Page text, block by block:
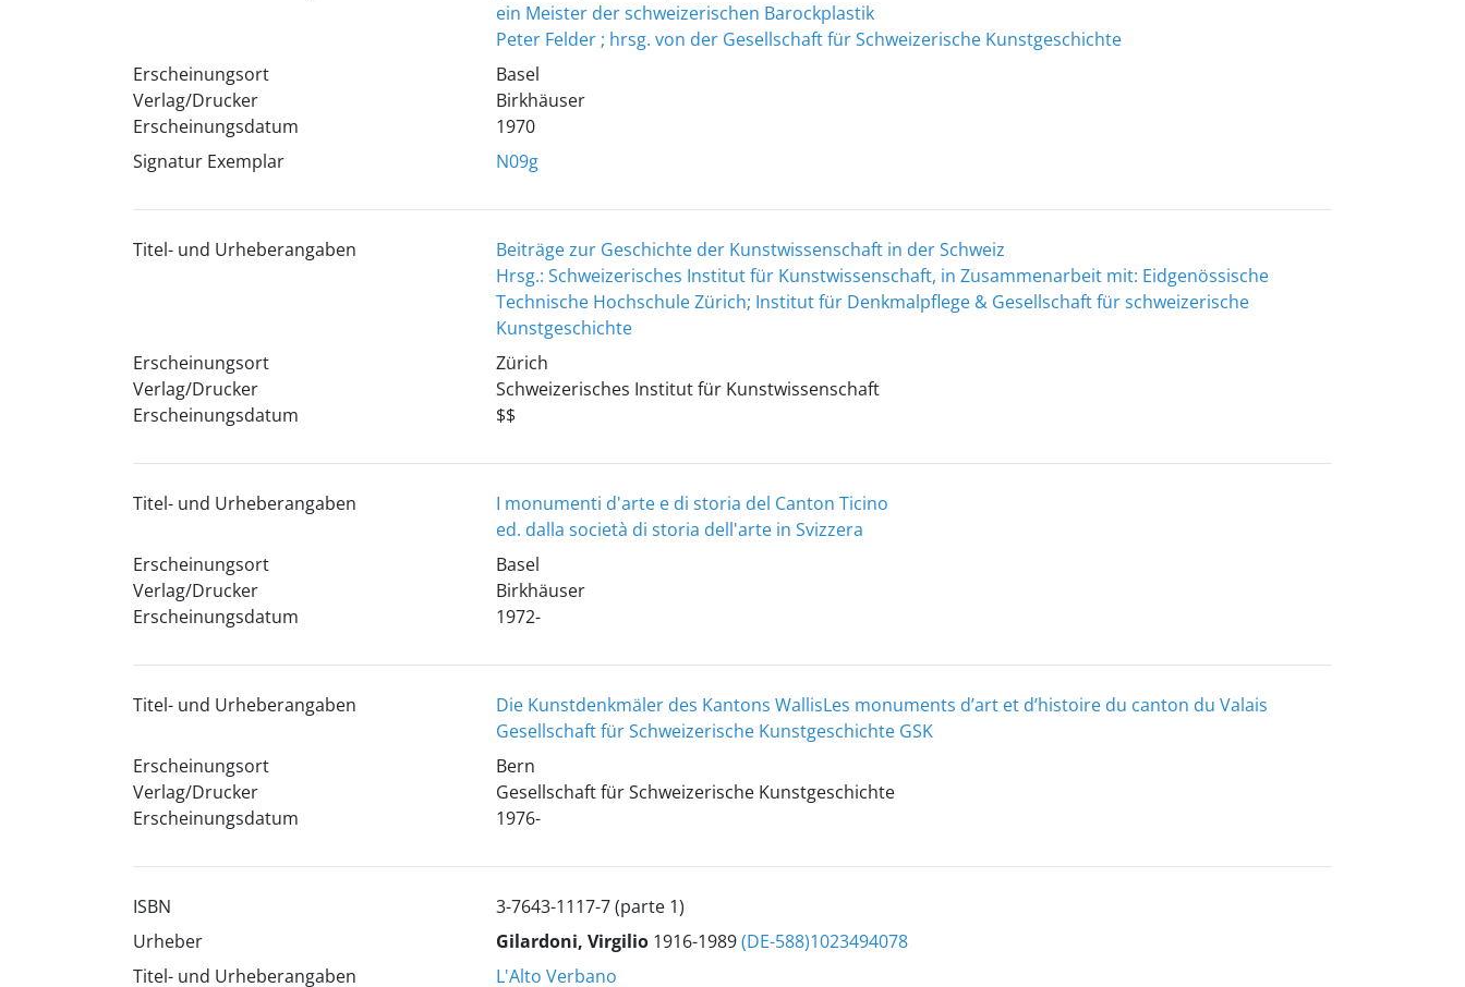
ein Meister der schweizerischen Barockplastik
Peter Felder ; hrsg. von der Gesellschaft für Schweizerische Kunstgeschichte
Erscheinungsort
Verlag/Drucker
Erscheinungsdatum
Basel
Birkhäuser
1970
Signatur Exemplar
N09g
Titel- und Urheberangaben
Beiträge zur Geschichte der Kunstwissenschaft in der Schweiz
Hrsg.: Schweizerisches Institut für Kunstwissenschaft, in Zusammenarbeit mit: Eidgenössische
Technische Hochschule Zürich; Institut für Denkmalpflege & Gesellschaft für schweizerische
Kunstgeschichte
Erscheinungsort
Verlag/Drucker
Erscheinungsdatum
Zürich
Schweizerisches Institut für Kunstwissenschaft
$$
Titel- und Urheberangaben
I monumenti d'arte e di storia del Canton Ticino
ed. dalla società di storia dell'arte in Svizzera
Erscheinungsort
Verlag/Drucker
Erscheinungsdatum
Basel
Birkhäuser
1972-
Titel- und Urheberangaben Die Kunstdenkmäler des Kantons WallisLes monuments d’art et d’histoire du canton du Valais
Gesellschaft für Schweizerische Kunstgeschichte GSK
Erscheinungsort
Verlag/Drucker
Erscheinungsdatum
Bern
Gesellschaft für Schweizerische Kunstgeschichte
1976-
ISBN
3-7643-1117-7 (parte 1)
Urheber
Gilardoni, Virgilio1916-1989(DE-588)1023494078
Titel- und Urheberangaben
L'Alto Verbano